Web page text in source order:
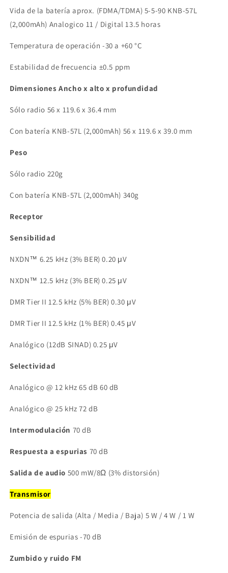
Vida de la batería aprox. (FDMA/TDMA) 5-5-90 KNB-57L
(2,000mAh) Analogico 11 / Digital 13.5 horas
Temperatura de operación -30 a +60 °C
Estabilidad de frecuencia ±0.5 ppm
Dimensiones Ancho x alto x profundidad
Sólo radio 56 x 119.6 x 36.4 mm
Con batería KNB-57L (2,000mAh) 56 x 119.6 x 39.0 mm
Peso
Sólo radio 220g
Con batería KNB-57L (2,000mAh) 340g
Receptor
Sensibilidad
NXDN™ 6.25 kHz (3% BER) 0.20 μV
NXDN™ 12.5 kHz (3% BER) 0.25 μV
DMR Tier II 12.5 kHz (5% BER) 0.30 μV
DMR Tier II 12.5 kHz (1% BER) 0.45 μV
Analógico (12dB SINAD) 0.25 μV
Selectividad
Analógico @ 12 kHz 65 dB 60 dB
Analógico @ 25 kHz 72 dB
Intermodulación 70 dB
Respuesta a espurias 70 dB
Salida de audio 500 mW/8Ω (3% distorsión)
Transmisor
Potencia de salida (Alta / Media / Baja) 5 W / 4 W / 1 W
Emisión de espurias -70 dB
Zumbido y ruido FM